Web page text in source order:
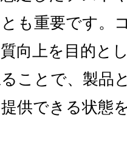
も重要です。
向上を目的と
ことで、製品
供できる状態